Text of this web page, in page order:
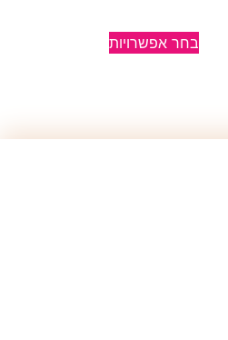
בחר אפשרויות